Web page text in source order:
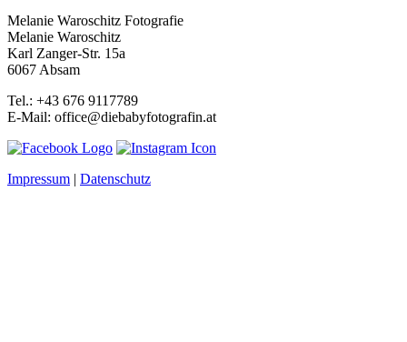
Melanie Waroschitz Fotografie
Melanie Waroschitz
Karl Zanger-Str. 15a
6067 Absam
Tel.: +43 676 9117789
E-Mail: office@diebabyfotografin.at
Impressum | Datenschutz